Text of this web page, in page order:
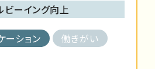
ビーイング向上
ーション
働きがい